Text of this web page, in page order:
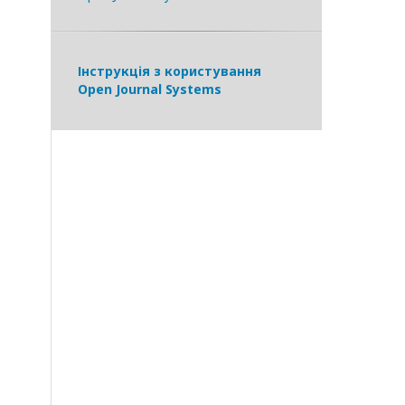
Інструкція з користування
Open Journal Systems